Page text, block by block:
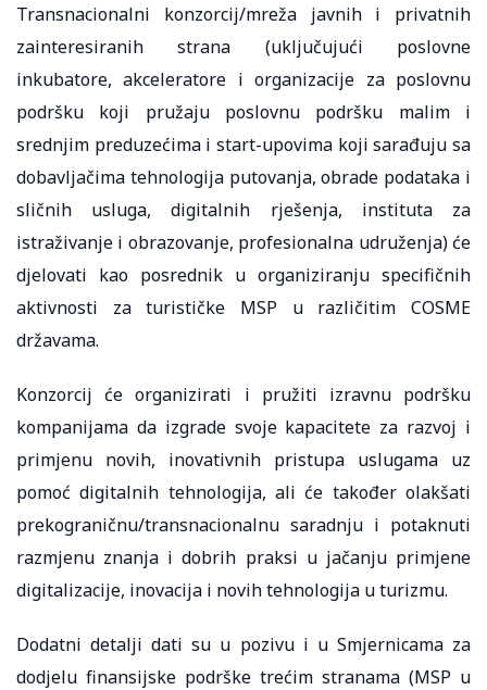
Transnacionalni konzorcij/mreža javnih i privatnih
zainteresiranih strana (uključujući poslovne
inkubatore, akceleratore i organizacije za poslovnu
podršku koji pružaju poslovnu podršku malim i
srednjim preduzećima i start-upovima koji sarađuju sa
dobavljačima tehnologija putovanja, obrade podataka i
sličnih usluga, digitalnih rješenja, instituta za
istraživanje i obrazovanje, profesionalna udruženja) će
djelovati kao posrednik u organiziranju specifičnih
aktivnosti za turističke MSP u različitim COSME
državama.
Konzorcij će organizirati i pružiti izravnu podršku
kompanijama da izgrade svoje kapacitete za razvoj i
primjenu novih, inovativnih pristupa uslugama uz
pomoć digitalnih tehnologija, ali će također olakšati
prekograničnu/transnacionalnu saradnju i potaknuti
razmjenu znanja i dobrih praksi u jačanju primjene
digitalizacije, inovacija i novih tehnologija u turizmu.
Dodatni detalji dati su u pozivu i u Smjernicama za
dodjelu finansijske podrške trećim stranama (MSP u